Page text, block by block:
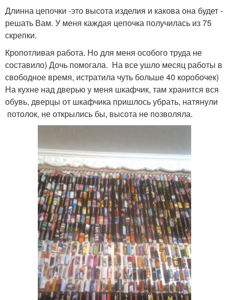
Длинна цепочки -это высота изделия и какова она будет -
решать Вам. У меня каждая цепочка получилась из 75
скрепки.
Кропотливая работа. Но для меня особого труда не
составило) Дочь помогала. На все ушло месяц работы в
свободное время, истратила чуть больше 40 коробочек)
На кухне над дверью у меня шкафчик, там хранится вся
обувь, дверцы от шкафчика пришлось убрать, натянули
потолок, не открылись бы, высота не позволяла.